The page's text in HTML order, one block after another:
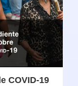
COVID-19